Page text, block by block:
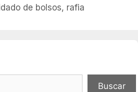
de bolsos, rafia
Buscar